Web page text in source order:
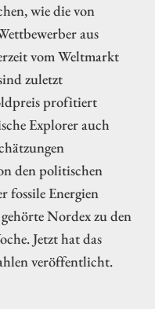
wie die von
aus
vom Weltmarkt
zuletzt
profitiert
Explorer auch
den politischen
fossile Energien
Nordex zu den
Jetzt hat das
veröffentlicht.